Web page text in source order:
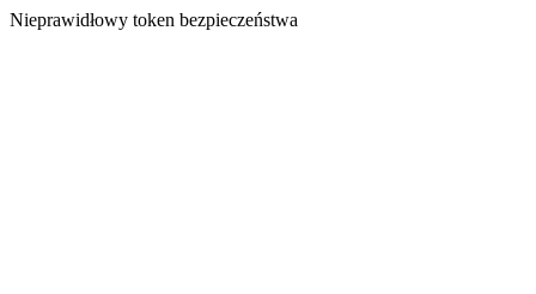
Nieprawidłowy token bezpieczeństwa